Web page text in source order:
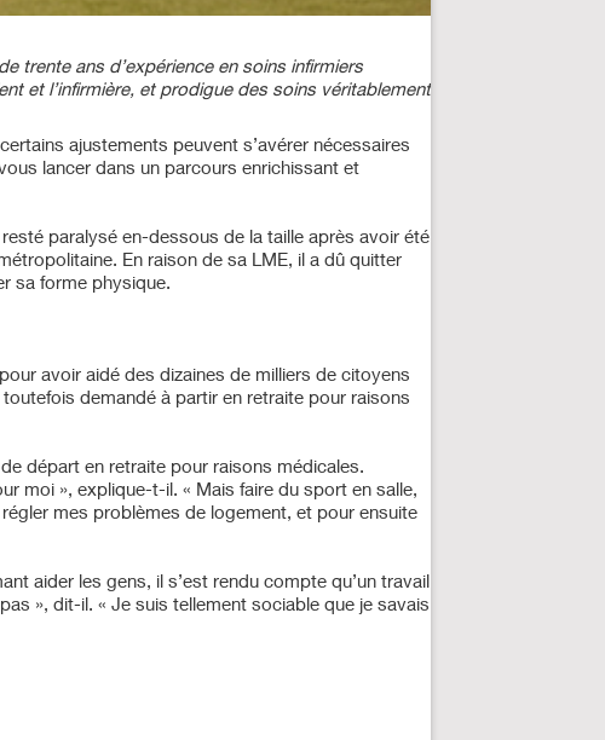
trente ans d’expérience en soins infirmiers
et l’infirmière, et prodigue des soins véritablement
ajustements peuvent s’avérer nécessaires
lancer dans un parcours enrichissant et
paralysé en-dessous de la taille après avoir été
En raison de sa LME, il a dû quitter
sa forme physique.
avoir aidé des dizaines de milliers de citoyens
demandé à partir en retraite pour raisons
départ en retraite pour raisons médicales.
moi », explique-t-il. « Mais faire du sport en salle,
mes problèmes de logement, et pour ensuite
aider les gens, il s’est rendu compte qu’un travail
», dit-il. « Je suis tellement sociable que je savais